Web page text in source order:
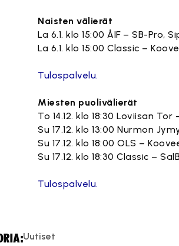
Naisten välierät
La 6.1. klo 15:00 ÅIF – SB-Pro,
La 6.1. klo 15:00 Classic –
Tulospalvelu.
Miesten puolivälierät
To 14.12. klo 18:30 Loviisan
Su 17.12. klo 13:00 Nurmon
Su 17.12. klo 18:00 OLS –
Su 17.12. klo 18:30 Classic –
Tulospalvelu.
Uutiset